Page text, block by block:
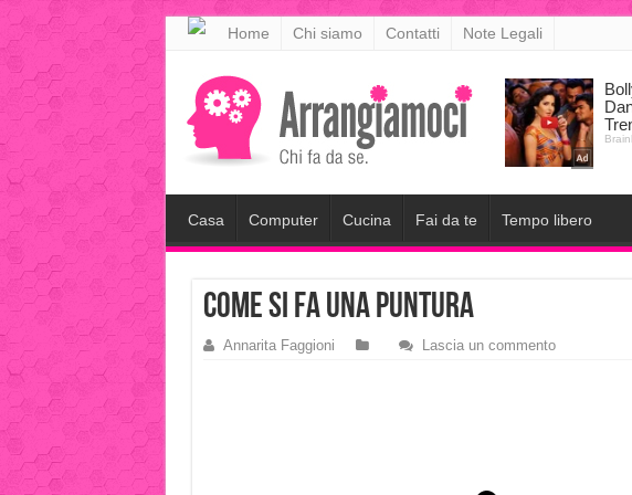
meritking
giriş
kingroyal
giriş
Home Chi siamo Contatti Note Legali
Casa Computer Cucina Fai da te Tempo libero
come si fa una puntura
Annarita Faggioni Lascia un commento